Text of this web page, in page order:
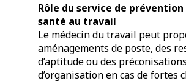
Rôle du service de
santé au travail
Le médecin du travail peut
aménagements de poste, des
d’aptitude ou des préconisations
d’organisation en cas de fortes